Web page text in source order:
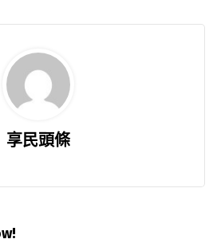
享民頭條